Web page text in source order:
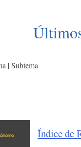
| Subtema
Índice de